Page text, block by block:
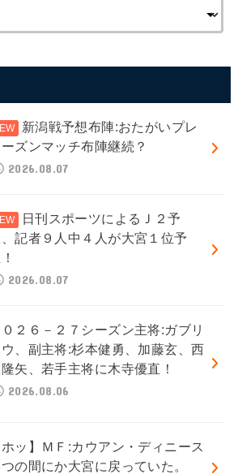
新潟戦予想布陣:おたがいプレ
ズンマッチ布陣継続？
2026.08.07
日刊スポーツによるＪ２予
記者９人中４人が大宮１位予
2026.08.07
０２６－２７シーズン主将:ガブリ
、副主将:杉本健勇、加藤玄、西
矢、若手主将に木寺優直！
2026.08.06
ホッ】ＭＦ:カウアン・ディニース
の間にか大宮に戻っていた。